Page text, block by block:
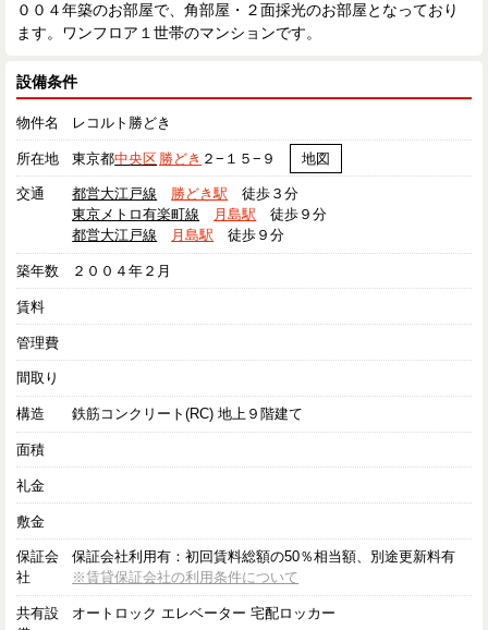
００４年築のお部屋で、角部屋・２面採光のお部屋となっており
ます。ワンフロア１世帯のマンションです。
設備条件
物件名 レコルト勝どき
所在地 東京都中央区 勝どき ２−１５−９ 地図
交通 都営大江戸線 勝どき駅 徒歩３分
東京メトロ有楽町線
月島駅 徒歩９分
都営大江戸線
月島駅 徒歩９分
築年数 ２００４年２月
賃料
管理費
間取り
構造 鉄筋コンクリート(RC) 地上９階建て
面積
礼金
敷金
保証会
社
保証会社利用有：初回賃料総額の50％相当額、別途更新料有
※賃貸保証会社の利用条件について
共有設
オートロック エレベーター 宅配ロッカー